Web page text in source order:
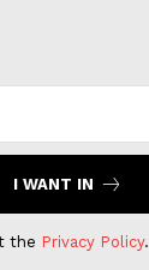
I WANT IN
the Privacy Policy.